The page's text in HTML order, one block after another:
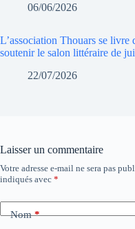
06/06/2026
L’association Thouars se livre
soutenir le salon littéraire de
22/07/2026
Laisser un commentaire
Votre adresse e-mail ne sera pas
indiqués avec *
Nom*